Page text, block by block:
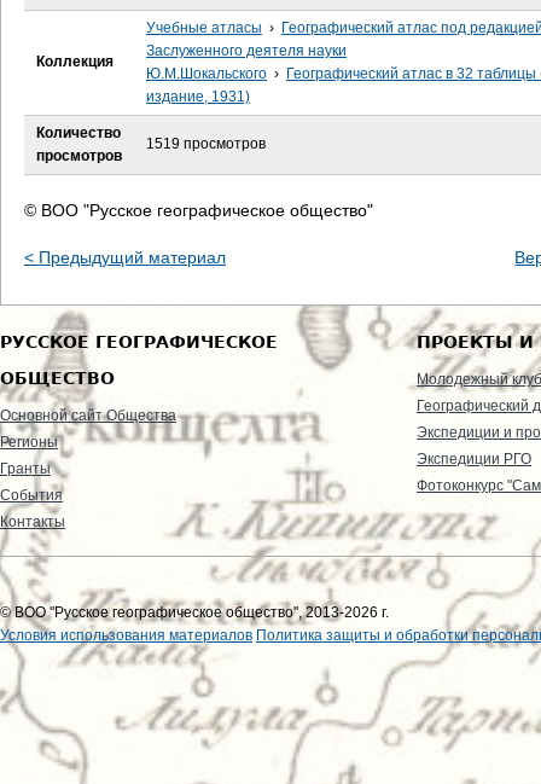
Коллекция
Учебные атласы › Географический атлас под
Заслуженного деятеля науки
Ю.М.Шокальского › Географический атлас в 32 таблицы
издание, 1931)
Количество
просмотров
1519 просмотров
© ВОО "Русское географическое общество"
< Предыдущий материал
РУССКОЕ ГЕОГРАФИЧЕСКОЕ
ОБЩЕСТВО
Основной сайт Общества
Регионы
Гранты
События
Контакты
ПРОЕКТЫ И
Молодежный клуб
Географический
Экспедиции и
Экспедиции РГО
Фотоконкурс
© ВОО "Русское географическое общество", 2013-2026 г.
Условия использования материалов Политика защиты и обработки